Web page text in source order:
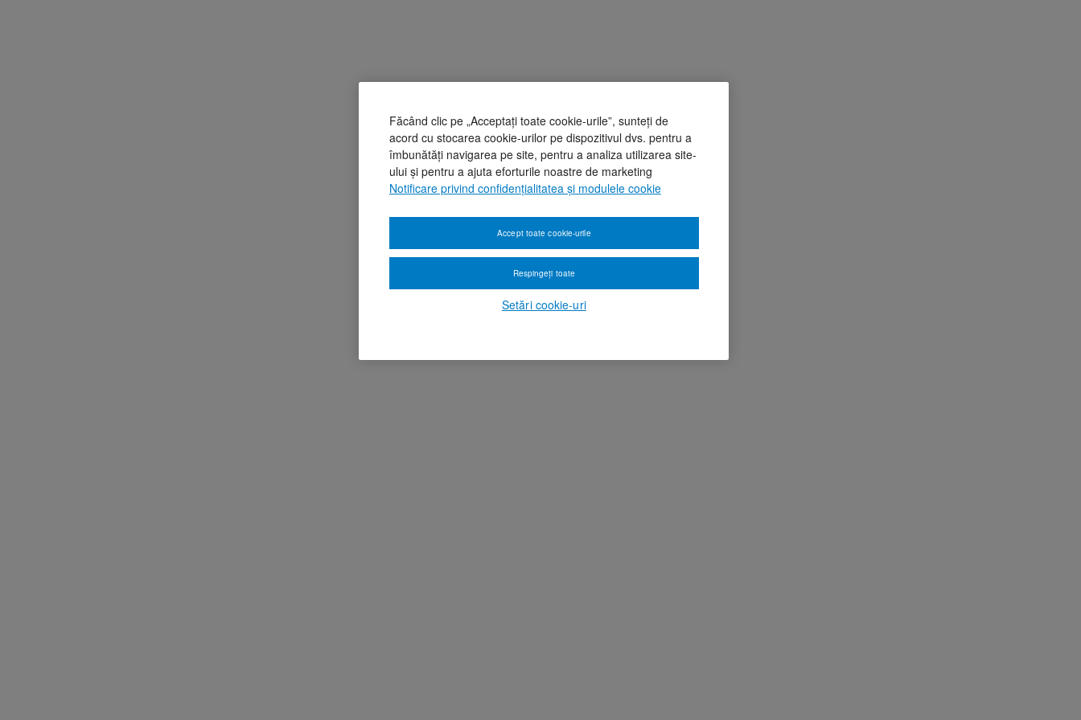
Făcând clic pe „Acceptați toate cookie-urile”, sunteți de
acord cu stocarea cookie-urilor pe dispozitivul dvs. pentru a
îmbunătăți navigarea pe site, pentru a analiza utilizarea site-
ului și pentru a ajuta eforturile noastre de marketing
Notificare privind confidențialitatea și modulele cookie
Setări cookie-uri
Respingeți toate
Accept toate cookie-urile